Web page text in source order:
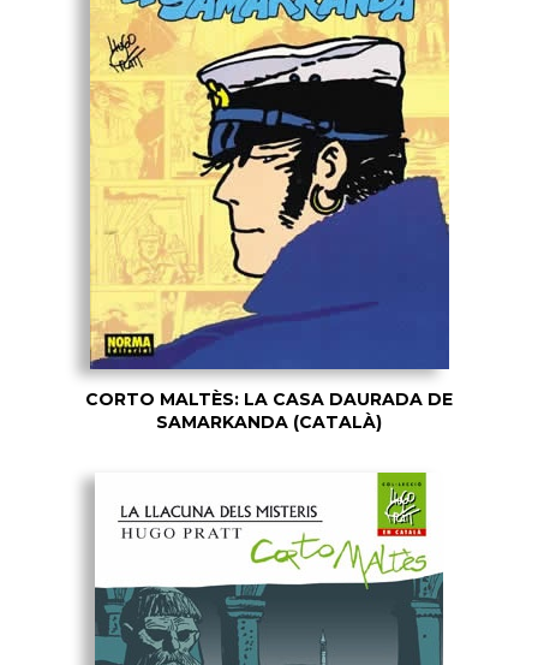
CORTO MALTÈS: LA CASA DAURADA DE
SAMARKANDA (CATALÀ)